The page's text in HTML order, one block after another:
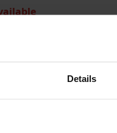
Details